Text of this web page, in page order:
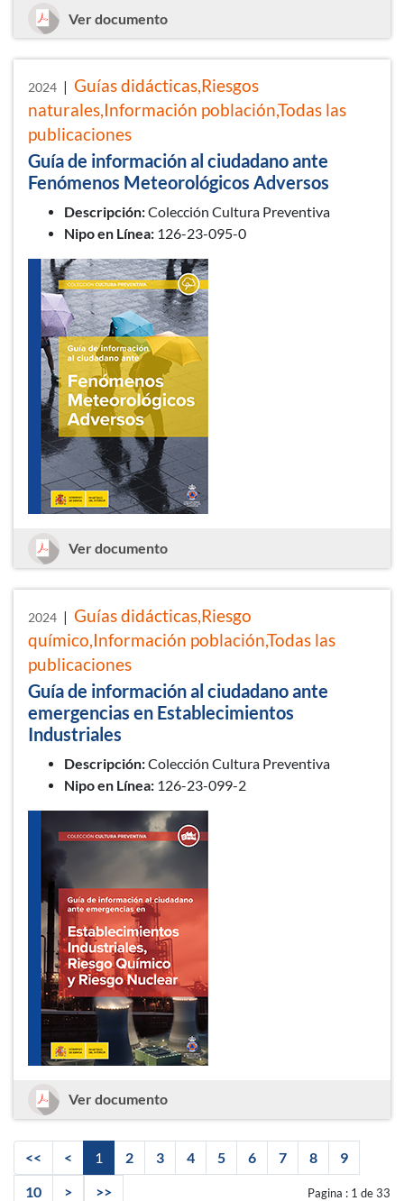
Ver documentoGuía de información al ciudadano
2024
Guías didácticas,Riesgos
naturales,Información población,Todas las
publicaciones
Guía de información al ciudadano ante
Fenómenos Meteorológicos Adversos
Descripción:Colección Cultura Preventiva
Nipo en Línea: 126-23-095-0
Ver documentoGuía de información al ciudadano
2024 | Guías didácticas,Riesgo
químico,Información población,Todas las
publicaciones
Guía de información al ciudadano ante
emergencias en Establecimientos
Industriales
Descripción:Colección Cultura Preventiva
Nipo en Línea: 126-23-099-2
Ver documentoGuía de información al ciudadano
<< < 1 2 3 4 5 6 7 8 9
10 > >> Pagina : 1 de 33